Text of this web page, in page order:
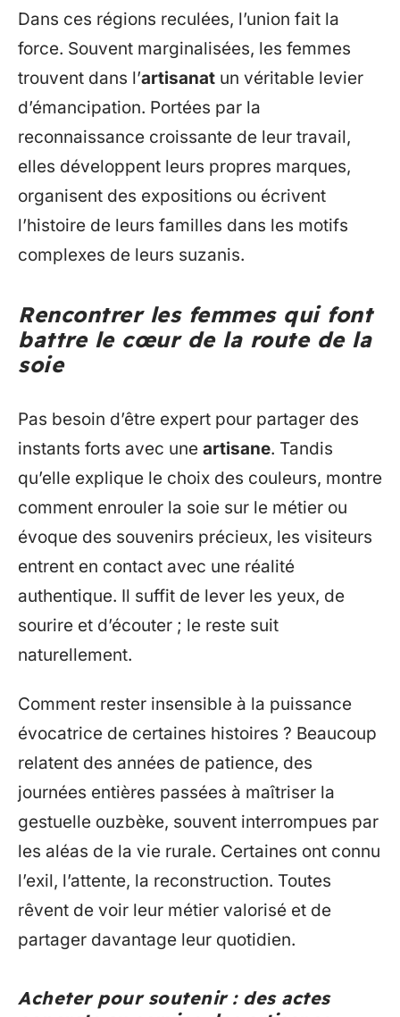
Dans ces régions reculées, l’union fait la
force. Souvent marginalisées, les femmes
trouvent dans l’artisanat un véritable levier
d’émancipation. Portées par la
reconnaissance croissante de leur travail,
elles développent leurs propres marques,
organisent des expositions ou écrivent
l’histoire de leurs familles dans les motifs
complexes de leurs suzanis.
Rencontrer les femmes qui font
battre le cœur de la route de la
soie
Pas besoin d’être expert pour partager des
instants forts avec une artisane. Tandis
qu’elle explique le choix des couleurs, montre
comment enrouler la soie sur le métier ou
évoque des souvenirs précieux, les visiteurs
entrent en contact avec une réalité
authentique. Il suffit de lever les yeux, de
sourire et d’écouter ; le reste suit
naturellement.
Comment rester insensible à la puissance
évocatrice de certaines histoires ? Beaucoup
relatent des années de patience, des
journées entières passées à maîtriser la
gestuelle ouzbèke, souvent interrompues par
les aléas de la vie rurale. Certaines ont connu
l’exil, l’attente, la reconstruction. Toutes
rêvent de voir leur métier valorisé et de
partager davantage leur quotidien.
Acheter pour soutenir : des actes